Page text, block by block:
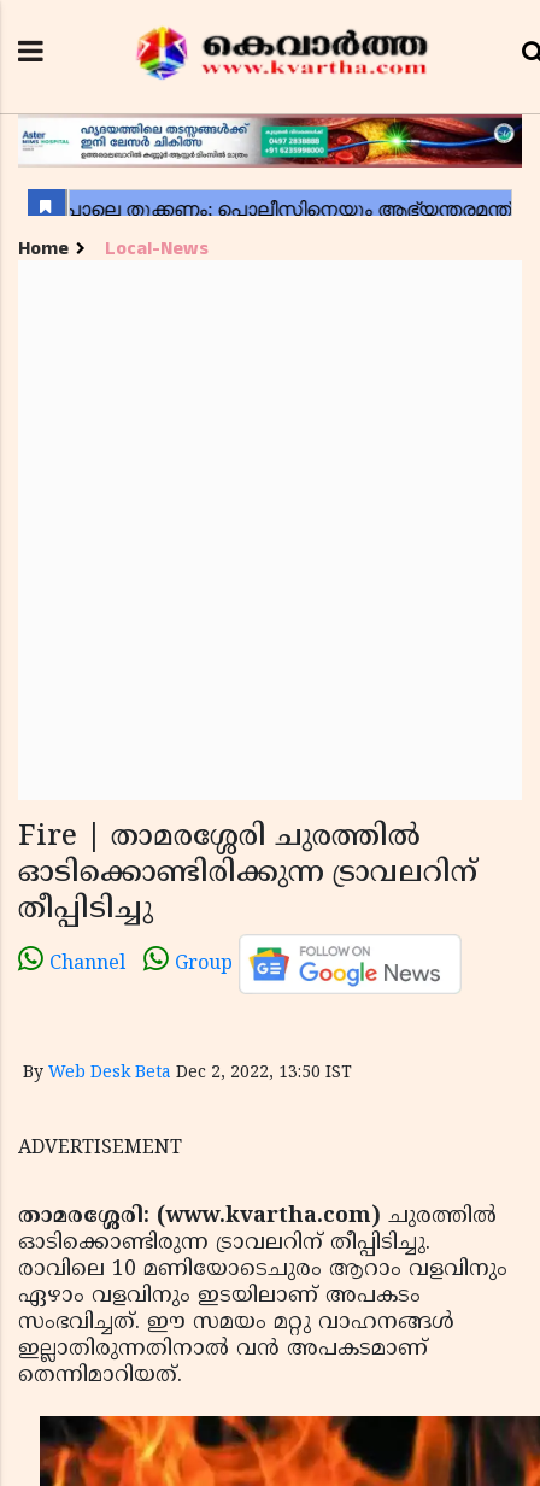
Home Local-News
Fire | താമരശ്ശേരി ചുരത്തില്‍
ഓടിക്കൊണ്ടിരിക്കുന്ന ട്രാവലറിന്
തീപ്പിടിച്ചു
Channel Group
By Web Desk Beta Dec 2, 2022, 13:50 IST
ADVERTISEMENT
താമരശ്ശേരി: (www.kvartha.com) ചുരത്തില്‍
ഓടിക്കൊണ്ടിരുന്ന ട്രാവലറിന് തീപ്പിടിച്ചു.
രാവിലെ 10 മണിയോടെചുരം ആറാം വളവിനും
ഏഴാം വളവിനും ഇടയിലാണ് അപകടം
സംഭവിച്ചത്. ഈ സമയം മറ്റു വാഹനങ്ങള്‍
ഇല്ലാതിരുന്നതിനാല്‍ വന്‍ അപകടമാണ്
തെന്നിമാറിയത്.